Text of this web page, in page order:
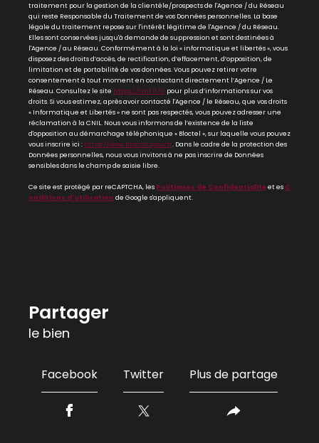
traitement pour la gestion de la clientèle/prospects de l'Agence / du Réseau
qui reste Responsable du Traitement de vos Données personnelles. La base
légale du traitement repose sur l'intérêt légitime de l'Agence / du Réseau.
Elles sont conservées jusqu'à demande de suppression et sont destinées à
l'Agence / au Réseau. Conformément à la loi « informatique et libertés », vous
disposez des droits d’accès, de rectification, d’effacement, d’opposition, de
limitation et de portabilité de vos données. Vous pouvez retirer votre
consentement à tout moment en contactant directement l’Agence / Le
Réseau. Consultez le site https://cnil.fr/fr pour plus d’informations sur vos
droits. Si vous estimez, après avoir contacté l'Agence / le Réseau, que vos droits
« Informatique et Libertés » ne sont pas respectés, vous pouvez adresser une
réclamation à la CNIL. Nous vous informons de l’existence de la liste
d'opposition au démarchage téléphonique « Bloctel », sur laquelle vous pouvez
vous inscrire ici : https://www.bloctel.gouv.fr. Dans le cadre de la protection des
Données personnelles, nous vous invitons à ne pas inscrire de Données
sensibles dans le champ de saisie libre.
Ce site est protégé par reCAPTCHA, les Politiques de Confidentialitéet es C
onditions d'utilisation de Google s'appliquent.
partager
le bien
Facebook Twitter Plus de partage